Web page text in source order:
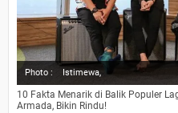
Photo : Istimewa,
10 Fakta Menarik di Balik Populer
Armada, Bikin Rindu!